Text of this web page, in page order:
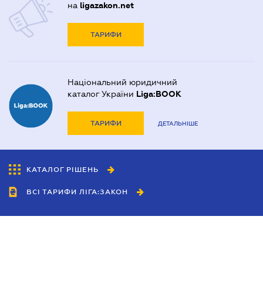
на ligazakon.net
ТАРИФИ
Національний юридичний
каталог України Liga:BOOK
ТАРИФИ ДЕТАЛЬНІШЕ
КАТАЛОГ РІШЕНЬ
ВСІ ТАРИФИ ЛІГА:ЗАКОН